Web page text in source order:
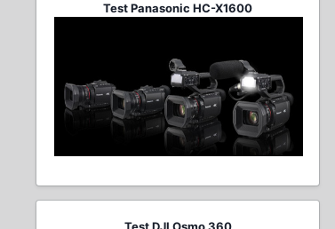
Test Panasonic HC-X1600